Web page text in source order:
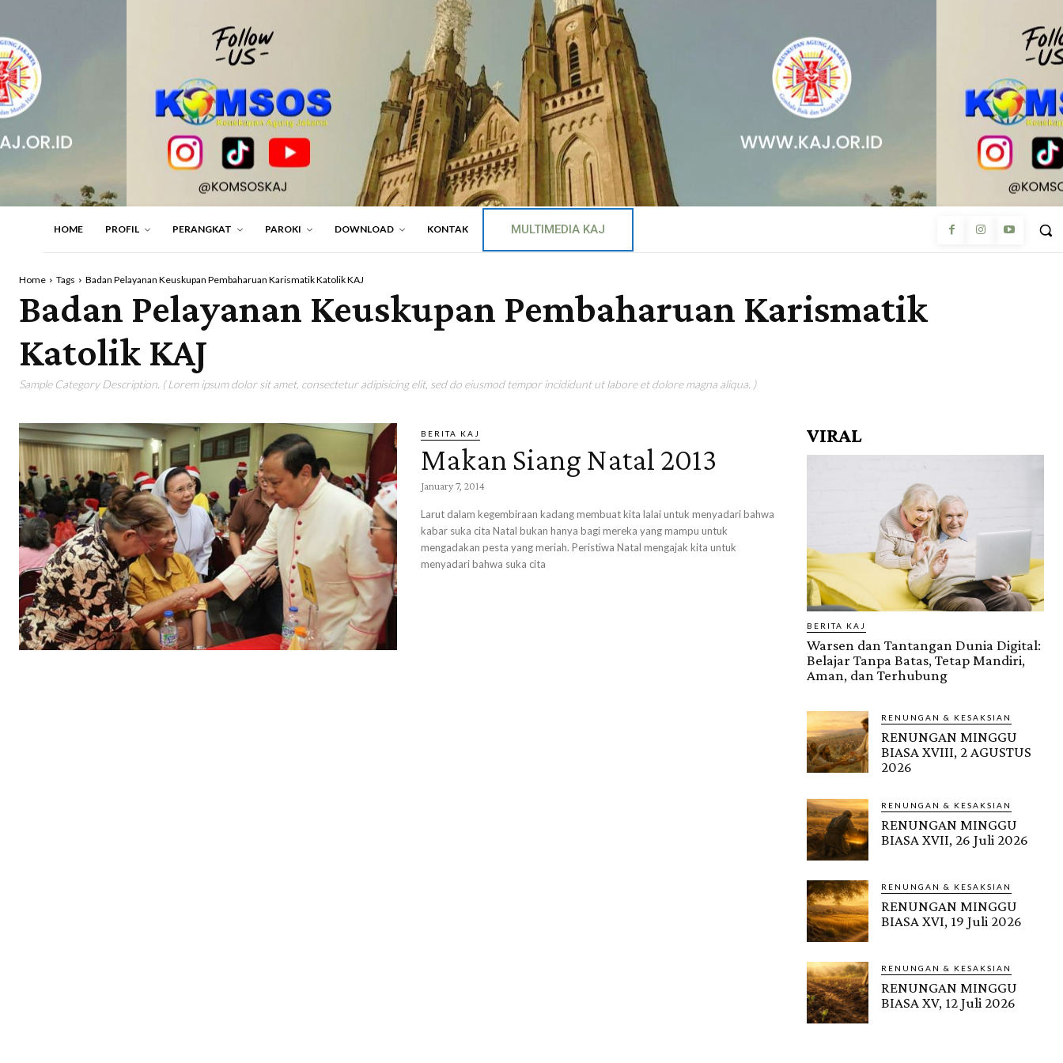
HOME PROFIL PERANGKAT PAROKI DOWNLOAD KONTAK MULTIMEDIA KAJ
Home Tags Badan Pelayanan Keuskupan Pembaharuan Karismatik Katolik KAJ
Badan Pelayanan Keuskupan Pembaharuan Karismatik
Katolik KAJ
Sample Category Description. ( Lorem ipsum dolor sit amet, consectetur adipisicing elit, sed do eiusmod tempor incididunt ut labore et dolore magna aliqua. )
BERITA KAJ
Makan Siang Natal 2013
January 7, 2014
Larut dalam kegembiraan kadang membuat kita lalai untuk menyadari bahwa
kabar suka cita Natal bukan hanya bagi mereka yang mampu untuk
mengadakan pesta yang meriah. Peristiwa Natal mengajak kita untuk
menyadari bahwa suka cita
VIRAL
BERITA KAJ
Warsen dan Tantangan Dunia Digital:
Belajar Tanpa Batas, Tetap Mandiri,
Aman, dan Terhubung
RENUNGAN & KESAKSIAN
RENUNGAN MINGGU
BIASA XVIII, 2 AGUSTUS
2026
RENUNGAN & KESAKSIAN
RENUNGAN MINGGU
BIASA XVII, 26 Juli 2026
RENUNGAN & KESAKSIAN
RENUNGAN MINGGU
BIASA XVI, 19 Juli 2026
RENUNGAN & KESAKSIAN
RENUNGAN MINGGU
BIASA XV, 12 Juli 2026